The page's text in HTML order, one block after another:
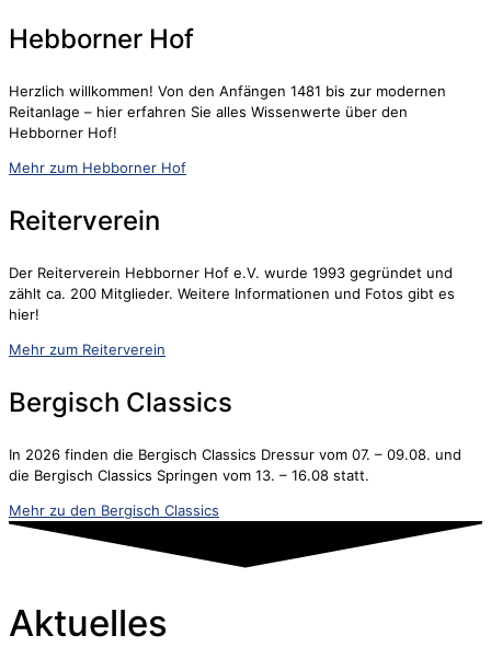
Hebborner Hof
Herzlich willkommen! Von den Anfängen 1481 bis zur modernen
Reitanlage – hier erfahren Sie alles Wissenwerte über den
Hebborner Hof!
Mehr zum Hebborner Hof
Reiterverein
Der Reiterverein Hebborner Hof e.V. wurde 1993 gegründet und
zählt ca. 200 Mitglieder. Weitere Informationen und Fotos gibt es
hier!
Mehr zum Reiterverein
Bergisch Classics
In 2026 finden die Bergisch Classics Dressur vom 07. – 09.08. und
die Bergisch Classics Springen vom 13. – 16.08 statt.
Mehr zu den Bergisch Classics
Aktuelles